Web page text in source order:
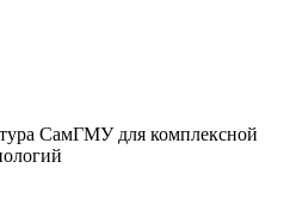
СамГМУ для комплексной